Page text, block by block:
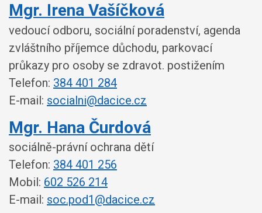
Mgr. Irena Vašíčková
vedoucí odboru, sociální poradenství, agenda
zvláštního příjemce důchodu, parkovací
průkazy pro osoby se zdravot. postižením
Telefon: 384 401 284
E-mail: socialni@dacice.cz
Mgr. Hana Čurdová
sociálně-právní ochrana dětí
Telefon: 384 401 256
Mobil: 602 526 214
E-mail: soc.pod1@dacice.cz